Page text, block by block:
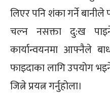
लिएर पनि शंका गर्ने
चल्न नसक्ता दु:ख
कार्यान्वयनमा आफ्नैले
फाइदाका लागि उपयोग
जित्ने प्रयत्न गर्नुहोला।